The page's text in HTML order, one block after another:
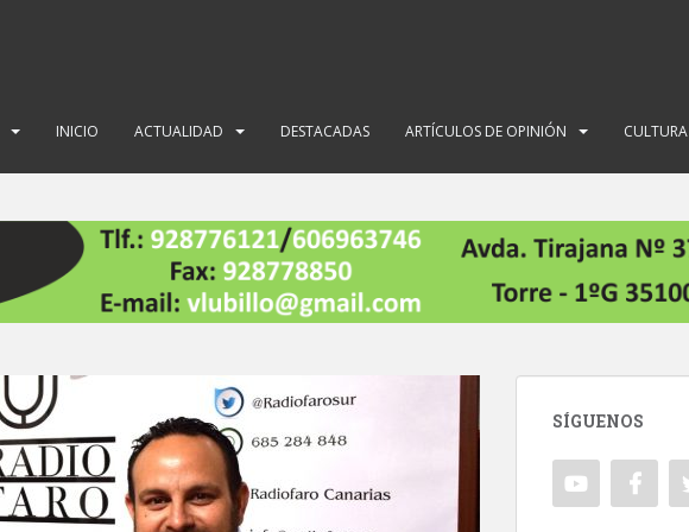
INICIO ACTUALIDAD DESTACADAS ARTÍCULOS DE OPINIÓN CULTURA
SÍGUENOS